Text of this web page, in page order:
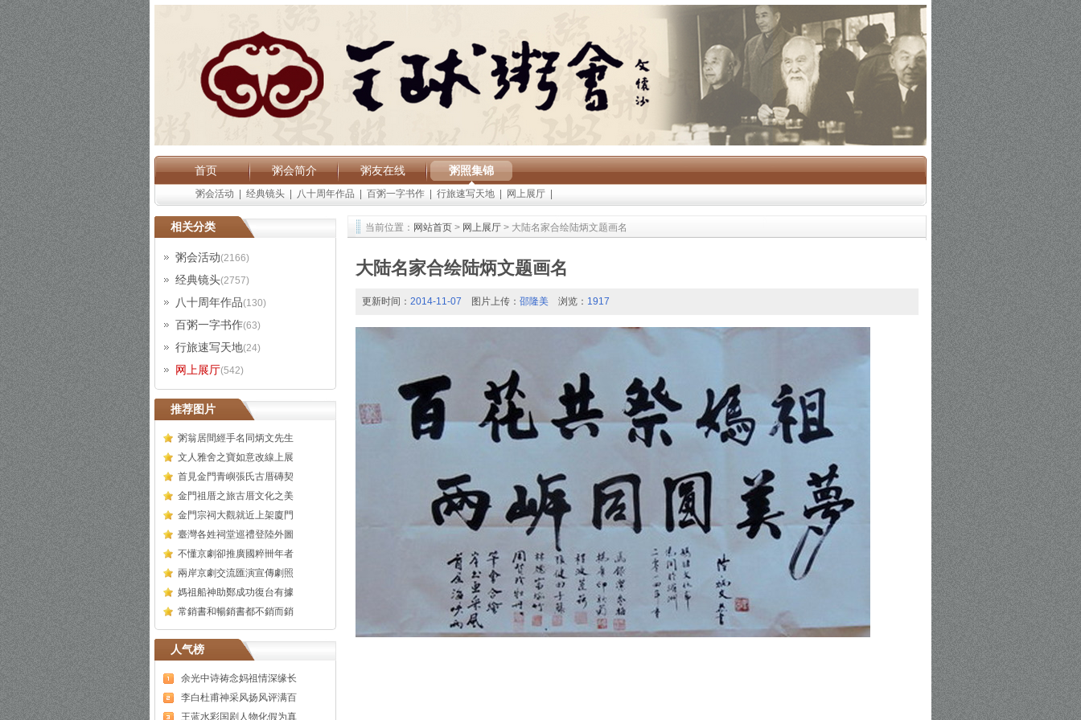
首页 粥会简介 粥友在线 粥照集锦
粥会活动 经典镜头 八十周年作品 百粥一字书作 行旅速写天地 网上展厅
相关分类
粥会活动(2166)
经典镜头(2757)
八十周年作品(130)
百粥一字书作(63)
行旅速写天地(24)
网上展厅(542)
推荐图片
粥翁居間經手名同炳文先生
文人雅舍之寶如意改線上展
首見金門青嶼張氏古厝磚契
金門祖厝之旅古厝文化之美
金門宗祠大觀就近上架廈門
臺灣各姓祠堂巡禮登陸外圖
不懂京劇卻推廣國粹卌年者
兩岸京劇交流匯演宣傳劇照
媽祖船神助鄭成功復台有據
常銷書和暢銷書都不銷而銷
人气榜
余光中诗祷念妈祖情深缘长
李白杜甫神采风扬风评满百
王蓝水彩国剧人物化假为真
当前位置： 网站首页 > 网上展厅 > 大陆名家合绘陆炳文题画名
大陆名家合绘陆炳文题画名
更新时间： 2014-11-07 图片上传： 邵隆美 浏览： 1917